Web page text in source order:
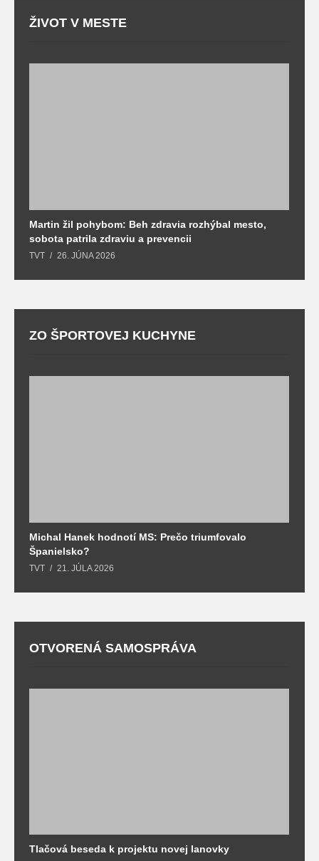
ŽIVOT V MESTE
Martin žil pohybom: Beh zdravia rozhýbal mesto,
sobota patrila zdraviu a prevencii
TVT 26. JÚNA 2026
ZO ŠPORTOVEJ KUCHYNE
Michal Hanek hodnotí MS: Prečo triumfovalo
Španielsko?
TVT 21. JÚLA 2026
OTVORENÁ SAMOSPRÁVA
Tlačová beseda k projektu novej lanovky